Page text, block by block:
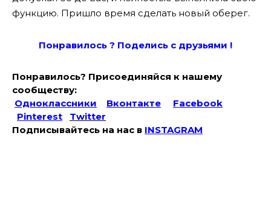
функцию. Пришло время сделать новый оберег.
Понравилось ? Поделись с друзьями !
Понравилось? Присоединяйся к нашему
сообществу:
Одноклассники
Вконтакте
Facebook
Pinterest
Twitter
Подписывайтесь на наc в INSTAGRAM